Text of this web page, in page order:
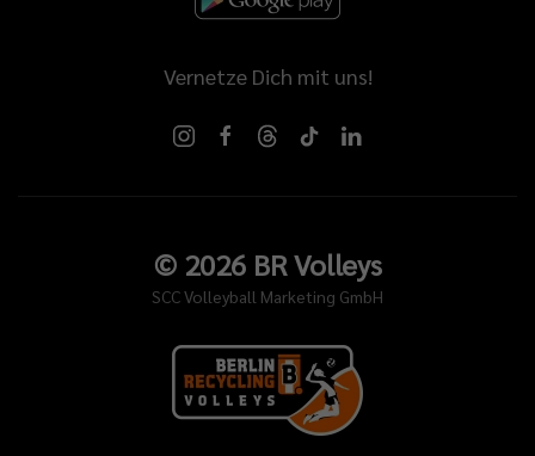
Vernetze Dich mit uns!
© 2026BR Volleys
SCC Volleyball Marketing GmbH